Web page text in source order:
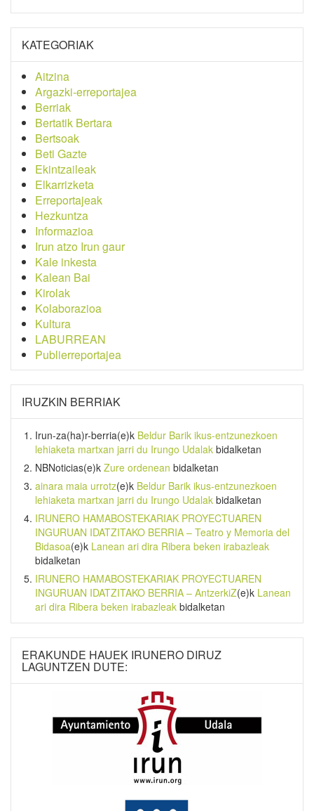
KATEGORIAK
Aitzina
Argazki-erreportajea
Berriak
Bertatik Bertara
Bertsoak
Beti Gazte
Ekintzaileak
Elkarrizketa
Erreportajeak
Hezkuntza
Informazioa
Irun atzo Irun gaur
Kale inkesta
Kalean Bai
Kirolak
Kolaborazioa
Kultura
LABURREAN
Publierreportajea
IRUZKIN BERRIAK
Irun-za(ha)r-berria(e)k Beldur Barik ikus-entzunezkoen
lehiaketa martxan jarri du Irungo Udalak bidalketan
NBNoticias(e)k Zure ordenean bidalketan
ainara maia urrotz(e)k Beldur Barik ikus-entzunezkoen
lehiaketa martxan jarri du Irungo Udalak bidalketan
IRUNERO HAMABOSTEKARIAK PROYECTUAREN
INGURUAN IDATZITAKO BERRIA – Teatro y Memoria del
Bidasoa(e)k Lanean ari dira Ribera beken irabazleak
bidalketan
IRUNERO HAMABOSTEKARIAK PROYECTUAREN
INGURUAN IDATZITAKO BERRIA – AntzerkiZ(e)k Lanean
ari dira Ribera beken irabazleak bidalketan
ERAKUNDE HAUEK IRUNERO DIRUZ
LAGUNTZEN DUTE: